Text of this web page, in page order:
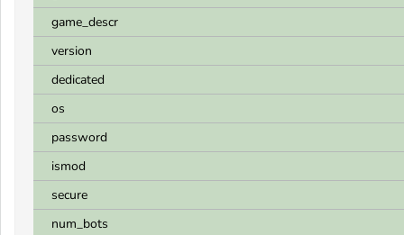
game_descr
version
dedicated
os
password
ismod
secure
num_bots